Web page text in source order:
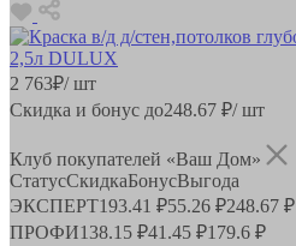
2 763₽/ шт
Скидка и бонус до248.67 ₽/ шт
Клуб покупателей «Ваш Дом»
СтатусСкидкаБонусВыгода
ЭКСПЕРТ193.41 ₽55.26 ₽248.67 ₽
ПРОФИ138.15 ₽41.45 ₽179.6 ₽